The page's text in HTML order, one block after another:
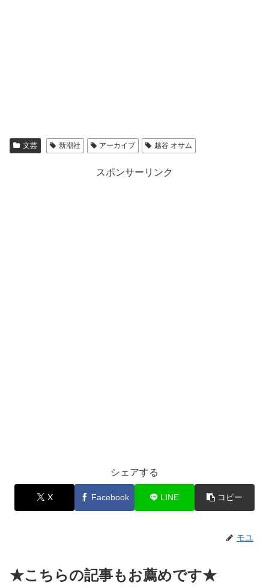
文芸 新潮社 アーカイブ 越谷 オサム
スポンサーリンク
シェアする
X Facebook LINE コピー
モユ
★こちらの記事もお薦めです★